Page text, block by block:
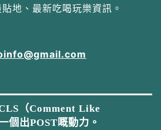
地、最新吃喝玩樂資訊。
（Comment Like
個出POST嘅動力。